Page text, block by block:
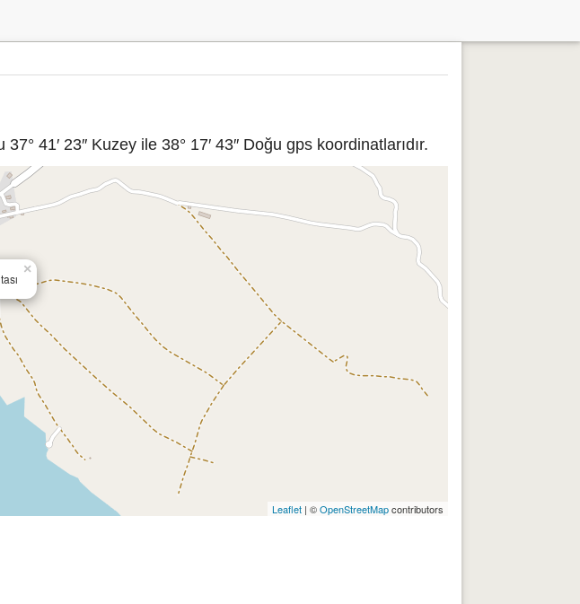
41′ 23″ Kuzey ile 38° 17′ 43″ Doğu gps koordinatlarıdır.
×
Leaflet | ©OpenStreetMapcontributors